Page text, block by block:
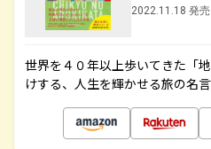
2022.11.18 発売
世界を４０年以上歩いてきた「
けする、人生を輝かせる旅の名